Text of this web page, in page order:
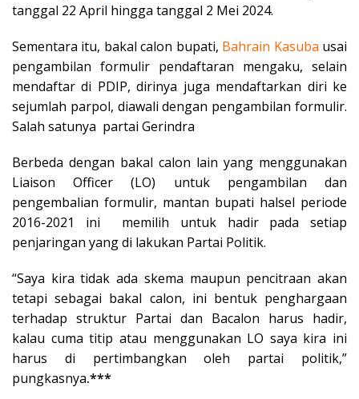
tanggal 22 April hingga tanggal 2 Mei 2024.
Sementara itu, bakal calon bupati, Bahrain Kasuba usai
pengambilan formulir pendaftaran mengaku, selain
mendaftar di PDIP, dirinya juga mendaftarkan diri ke
sejumlah parpol, diawali dengan pengambilan formulir.
Salah satunya partai Gerindra
Berbeda dengan bakal calon lain yang menggunakan
Liaison Officer (LO) untuk pengambilan dan
pengembalian formulir, mantan bupati halsel periode
2016-2021 ini memilih untuk hadir pada setiap
penjaringan yang di lakukan Partai Politik.
“Saya kira tidak ada skema maupun pencitraan akan
tetapi sebagai bakal calon, ini bentuk penghargaan
terhadap struktur Partai dan Bacalon harus hadir,
kalau cuma titip atau menggunakan LO saya kira ini
harus di pertimbangkan oleh partai politik,”
pungkasnya.***